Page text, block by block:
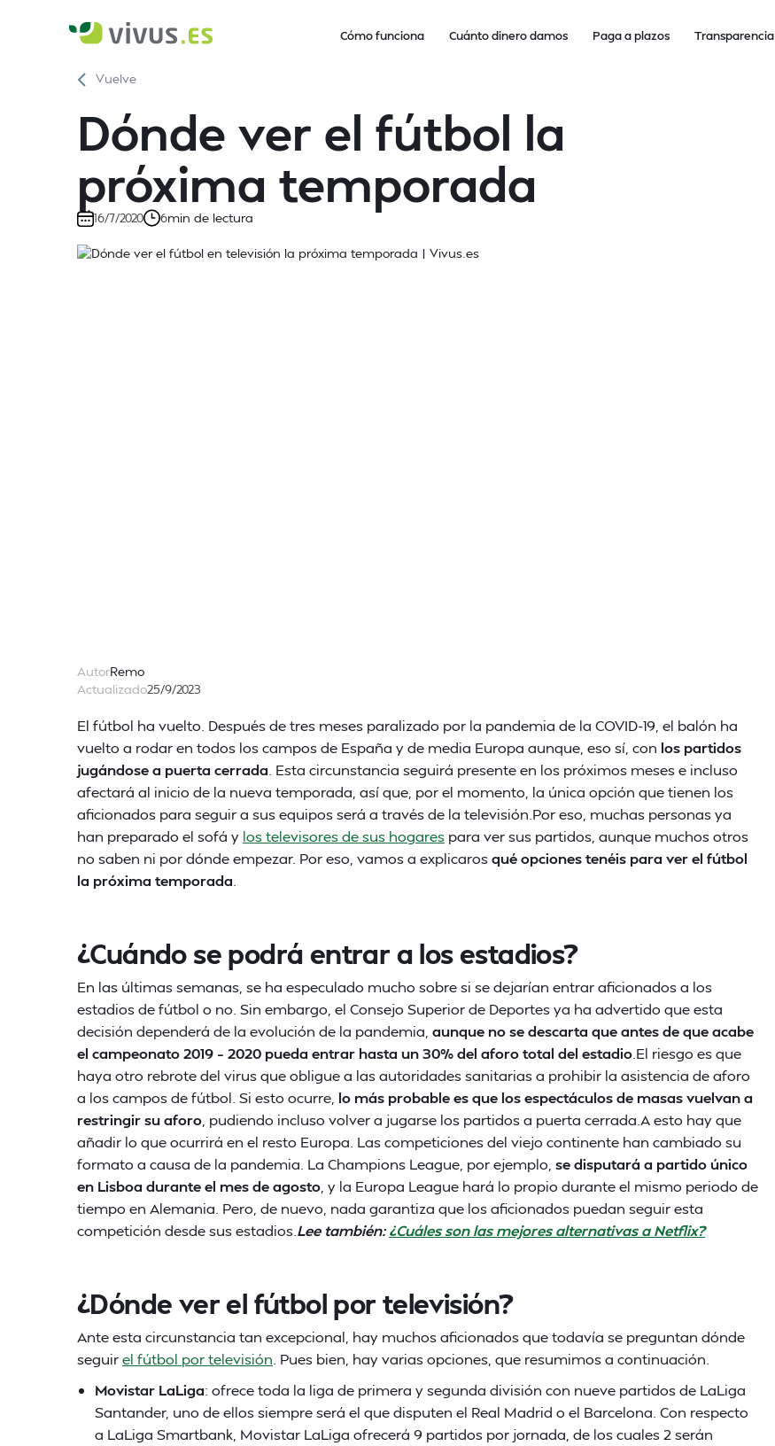
Cómo funciona Cuánto dinero damos Paga a plazos Transparencia
Vuelve
Dónde ver el fútbol la
próxima temporada
16/7/2020 6min de lectura
AutorRemo
Actualizado25/9/2023
El fútbol ha vuelto. Después de tres meses paralizado por la pandemia de la COVID-19, el balón ha
vuelto a rodar en todos los campos de España y de media Europa aunque, eso sí, con los partidos
jugándose a puerta cerrada . Esta circunstancia seguirá presente en los próximos meses e incluso
afectará al inicio de la nueva temporada, así que, por el momento, la única opción que tienen los
aficionados para seguir a sus equipos será a través de la televisión.Por eso, muchas personas ya
han preparado el sofá y los televisores de sus hogares para ver sus partidos, aunque muchos otros
no saben ni por dónde empezar. Por eso, vamos a explicarosqué opciones tenéis para ver el fútbol
la próxima temporada
¿Cuándo se podrá entrar a los estadios?
En las últimas semanas, se ha especulado mucho sobre si se dejarían entrar aficionados a los
estadios de fútbol o no. Sin embargo, el Consejo Superior de Deportes ya ha advertido que esta
decisión dependerá de la evolución de la pandemia, aunque no se descarta que antes de que acabe
el campeonato 2019 – 2020 pueda entrar hasta un 30% del aforo total del estadio .El riesgo es que
haya otro rebrote del virus que obligue a las autoridades sanitarias a prohibir la asistencia de aforo
a los campos de fútbol. Si esto ocurre, lo más probable es que los espectáculos de masas vuelvan a
restringir su aforo , pudiendo incluso volver a jugarse los partidos a puerta cerrada.A esto hay que
añadir lo que ocurrirá en el resto Europa. Las competiciones del viejo continente han cambiado su
formato a causa de la pandemia. La Champions League, por ejemplo, se disputará a partido único
en Lisboa durante el mes de agosto , y la Europa League hará lo propio durante el mismo periodo de
tiempo en Alemania. Pero, de nuevo, nada garantiza que los aficionados puedan seguir esta
competición desde sus estadios. Lee también:¿Cuáles son las mejores alternativas a Netflix?
¿Dónde ver el fútbol por televisión?
Ante esta circunstancia tan excepcional, hay muchos aficionados que todavía se preguntan dónde
seguirel fútbol por televisión . Pues bien, hay varias opciones, que resumimos a continuación.
Movistar LaLiga: ofrece toda la liga de primera y segunda división con nueve partidos de LaLiga
Santander, uno de ellos siempre será el que disputen el Real Madrid o el Barcelona. Con respecto
a LaLiga Smartbank, Movistar LaLiga ofrecerá 9 partidos por jornada, de los cuales 2 serán